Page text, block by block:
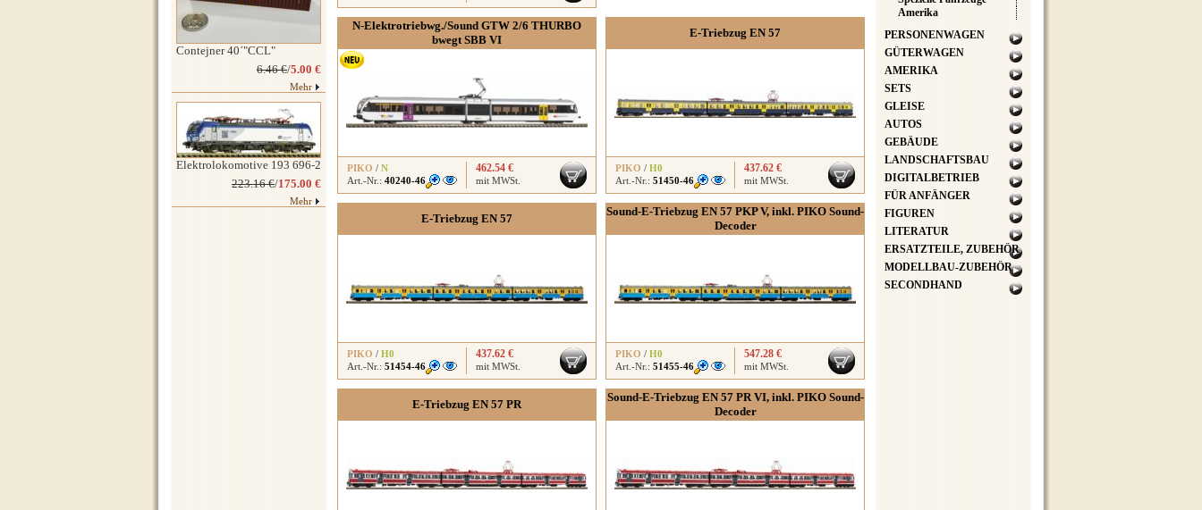
N-Elektrotriebwg./Sound GTW 2/6 THURBO
bwegt SBB VI
PIKO / N
Art.-Nr.: 40240-46
462.54 €
mit MWSt.
E-Triebzug EN 57
PIKO / H0
Art.-Nr.: 51450-46
437.62 €
mit MWSt.
E-Triebzug EN 57
PIKO / H0
Art.-Nr.: 51454-46
437.62 €
mit MWSt.
Sound-E-Triebzug EN 57 PKP V, inkl. PIKO Sound-
Decoder
PIKO / H0
Art.-Nr.: 51455-46
547.28 €
mit MWSt.
E-Triebzug EN 57 PR
Sound-E-Triebzug EN 57 PR VI, inkl. PIKO Sound-
Decoder
Contejner 40´"CCL"
6.46 €/5.00 €
Mehr
Elektrolokomotive 193 696-2
223.16 €/175.00 €
Mehr
Amerika
PERSONENWAGEN
GÜTERWAGEN
AMERIKA
SETS
GLEISE
AUTOS
GEBÄUDE
LANDSCHAFTSBAU
DIGITALBETRIEB
FÜR ANFÄNGER
FIGUREN
LITERATUR
ERSATZTEILE, ZUBEHÖR
MODELLBAU-ZUBEHÖR
SECONDHAND